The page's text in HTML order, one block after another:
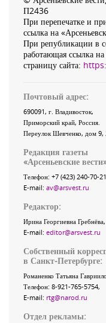
П2436
При перепечатке и
ссылка на
При републикации в
работающая ссылка
страницу сайта:
Почтовый адрес:
690091, г. Владивосток,
Приморский край, Россия
Переулок Шевченко, дом 9,
Редакция газеты
«Арсеньевские вести
Телефон: +7 (423) 240-70-21
E-mail: av@arsvest.ru
Редактор:
Ирина Георгиевна Гребнёва,
E-mail: editor@arsvest.ru
Собственный
в Санкт-Петербурге:
Романенко Татьяна
Телефон: 8-921-765-5754,
E-mail: rtg@narod.ru
Отдел рекламы: